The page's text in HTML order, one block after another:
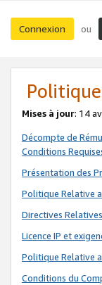
Connexion ou
Mises à jour: 14
Décompte de
Conditions
Présentation des
Politique Relative
Directives
Licence IP et
Politique Relative
Conditions du